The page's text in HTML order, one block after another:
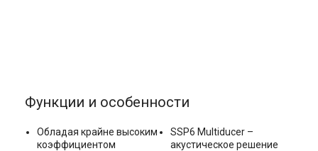
Функции и особенности
Обладая крайне высоким
коэффициентом
SSP6 Multiducer –
акустическое решение